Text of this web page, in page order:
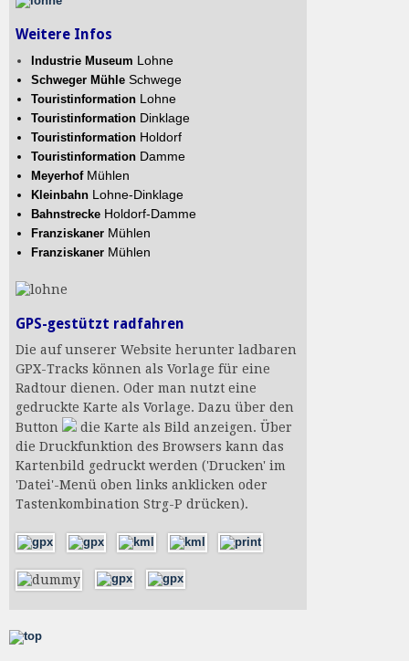
Weitere Infos
Industrie Museum Lohne
Schweger MühleSchwege
TouristinformationLohne
TouristinformationDinklage
TouristinformationHoldorf
TouristinformationDamme
MeyerhofMühlen
KleinbahnLohne-Dinklage
BahnstreckeHoldorf-Damme
FranziskanerMühlen
FranziskanerMühlen
GPS-gestützt radfahren
Die auf unserer Website herunter ladbaren
GPX-Tracks können als Vorlage für eine
Radtour dienen. Oder man nutzt eine
gedruckte Karte als Vorlage. Dazu über den
Button
die Karte als Bild anzeigen. Über
die Druckfunktion des Browsers kann das
Kartenbild gedruckt werden ('Drucken' im
'Datei'-Menü oben links anklicken oder
Tastenkombination Strg-P drücken).